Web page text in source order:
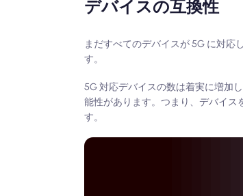
デバイスの互換性
まだすべてのデバイスが 5G に対応
す。
5G 対応デバイスの数は着実に増加
能性があります。つまり、デバイス
す。